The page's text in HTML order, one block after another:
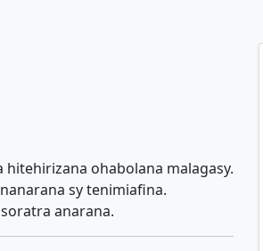
hitehirizana ohabolana malagasy.
sy tenimiafina.
anarana.